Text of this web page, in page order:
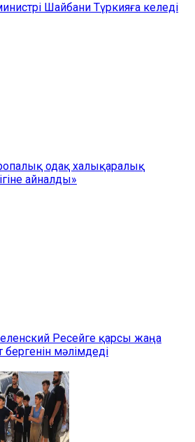
Шайбани Түркияға келеді
одақ халықаралық
айналды»
Ресейге қарсы жаңа
бергенін мәлімдеді